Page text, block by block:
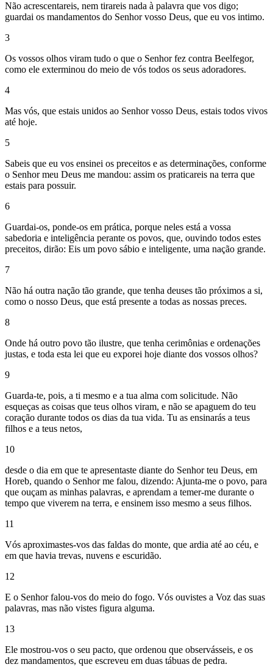
Não acrescentareis, nem tirareis nada à palavra que vos digo;
guardai os mandamentos do Senhor vosso Deus, que eu vos intimo.
3
Os vossos olhos viram tudo o que o Senhor fez contra Beelfegor,
como ele exterminou do meio de vós todos os seus adoradores.
4
Mas vós, que estais unidos ao Senhor vosso Deus, estais todos vivos
até hoje.
5
Sabeis que eu vos ensinei os preceitos e as determinações, conforme
o Senhor meu Deus me mandou: assim os praticareis na terra que
estais para possuir.
6
Guardai-os, ponde-os em prática, porque neles está a vossa
sabedoria e inteligência perante os povos, que, ouvindo todos estes
preceitos, dirão: Eis um povo sábio e inteligente, uma nação grande.
7
Não há outra nação tão grande, que tenha deuses tão próximos a si,
como o nosso Deus, que está presente a todas as nossas preces.
8
Onde há outro povo tão ilustre, que tenha cerimônias e ordenações
justas, e toda esta lei que eu exporei hoje diante dos vossos olhos?
9
Guarda-te, pois, a ti mesmo e a tua alma com solicitude. Não
esqueças as coisas que teus olhos viram, e não se apaguem do teu
coração durante todos os dias da tua vida. Tu as ensinarás a teus
filhos e a teus netos,
10
desde o dia em que te apresentaste diante do Senhor teu Deus, em
Horeb, quando o Senhor me falou, dizendo: Ajunta-me o povo, para
que ouçam as minhas palavras, e aprendam a temer-me durante o
tempo que viverem na terra, e ensinem isso mesmo a seus filhos.
11
Vós aproximastes-vos das faldas do monte, que ardia até ao céu, e
em que havia trevas, nuvens e escuridão.
12
E o Senhor falou-vos do meio do fogo. Vós ouvistes a Voz das suas
palavras, mas não vistes figura alguma.
13
Ele mostrou-vos o seu pacto, que ordenou que observásseis, e os
dez mandamentos, que escreveu em duas tábuas de pedra.